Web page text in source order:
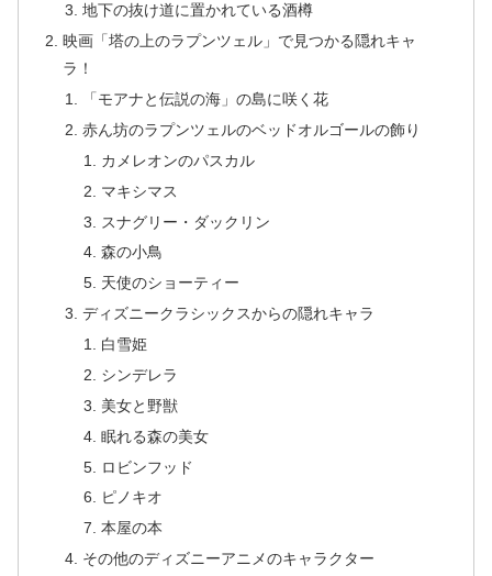
地下の抜け道に置かれている酒樽
映画「塔の上のラプンツェル」で見つかる隠れキャ
ラ！
「モアナと伝説の海」の島に咲く花
赤ん坊のラプンツェルのベッドオルゴールの飾り
カメレオンのパスカル
マキシマス
スナグリー・ダックリン
森の小鳥
天使のショーティー
ディズニークラシックスからの隠れキャラ
白雪姫
シンデレラ
美女と野獣
眠れる森の美女
ロビンフッド
ピノキオ
本屋の本
その他のディズニーアニメのキャラクター